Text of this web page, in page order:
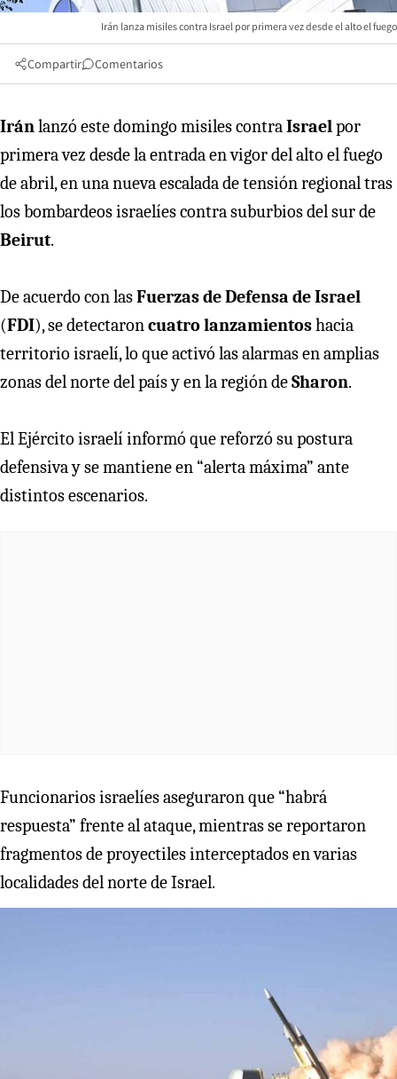
Irán lanza misiles contra Israel por primera vez desde el alto el fuego
Compartir Comentarios
Iránlanzó este domingo misiles contraIsraelpor
primera vez desde la entrada en vigor del alto el fuego
de abril, en una nueva escalada de tensión regional tras
los bombardeos israelíes contra suburbios del sur de
Beirut.
De acuerdo con lasFuerzas de Defensa de Israel
(FDI), se detectaroncuatro lanzamientoshacia
territorio israelí, lo que activó las alarmas en amplias
zonas del norte del país y en la región deSharon.
El Ejército israelí informó que reforzó su postura
defensiva y se mantiene en “alerta máxima” ante
distintos escenarios.
Funcionarios israelíes aseguraron que “habrá
respuesta” frente al ataque, mientras se reportaron
fragmentos de proyectiles interceptados en varias
localidades del norte de Israel.